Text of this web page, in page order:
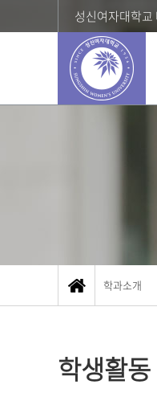
성신여자대학교
학과소개
학생활동